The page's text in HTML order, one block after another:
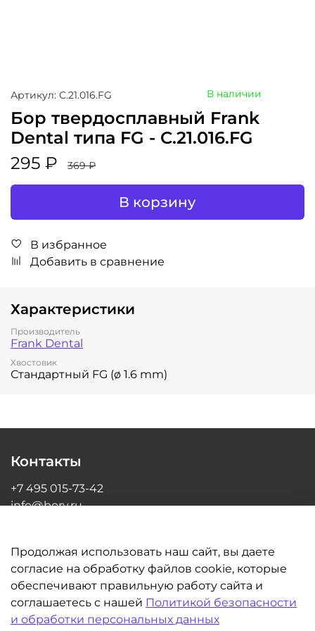
Артикул: C.21.016.FG В наличии
Бор твердосплавный Frank
Dental типа FG - C.21.016.FG
295 ₽
369 ₽
В корзину
В избранное
Добавить в сравнение
Характеристики
Производитель
Frank Dental
Хвостовик
Стандартный FG (ø 1.6 mm)
Информация
Контакты
+7 495 015-73-42
info@bory.ru
Продолжая использовать наш сайт, вы даете
согласие на обработку файлов cookie, которые
обеспечивают правильную работу сайта и
соглашаетесь с нашей Политикой безопасности
и обработки персональных данных